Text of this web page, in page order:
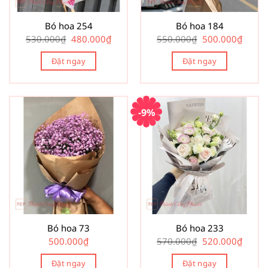
Bó hoa 254
530.000₫ Giá
gốc
là:
530.000₫.
480.000₫Giá
hiện
Đặt ngay
Bó hoa 184
550.000₫ Giá
gốc
là:
550.000₫.
500.000₫Giá
hiện
Đặt ngay
Bó hoa 73
500.000₫
Đặt ngay
-9%
Bó hoa 233
570.000₫ Giá
gốc
là:
570.000₫.
520.000₫Giá
hiện
Đặt ngay